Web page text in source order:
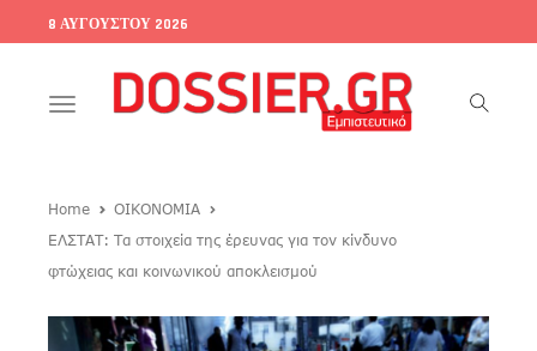
8 ΑΥΓΟΎΣΤΟΥ 2026
Toggle
Home
ΟΙΚΟΝΟΜΙΑ
ΕΛΣΤΑΤ: Τα στοιχεία της έρευνας για τον κίνδυνο
φτώχειας και κοινωνικού αποκλεισμού